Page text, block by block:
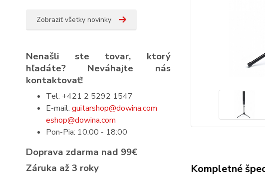
Zobraziť všetky novinky
Nenašli ste tovar, ktorý
hľadáte? Neváhajte nás
kontaktovať!
Tel: +421 2 5292 1547
E-mail: guitarshop@dowina.com
eshop@dowina.com
Pon-Pia: 10:00 - 18:00
Doprava zdarma nad 99€
Záruka až 3 roky
Kompletné